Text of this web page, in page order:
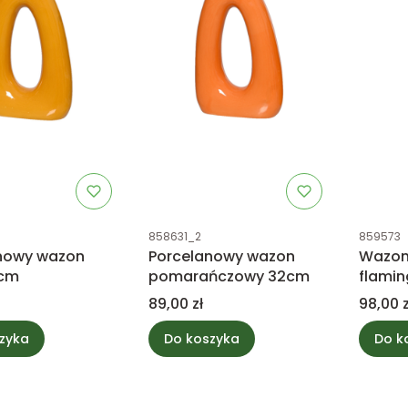
wazon
Kod produktu
858631_2
Porcelanowy wazon
pomarańczowy 32cm
Cena
89,00 zł
Do koszyka
Kod
859573
Cena
98,00
Do